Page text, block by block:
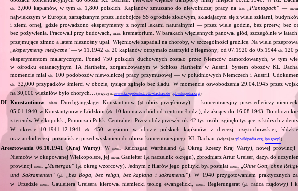
ok. 3,000 kapłanów, w tymok. 1,800 polskich. Kapłanów zmuszano do niewolniczej pracy na tzw. Plantagach” —niem.
największym w Europie, zarządzanym przez ludobójcze SS ogrodzie ziołowym, składającym się z wielu szklarni,
i ziemi ornej, gdzie prowadzono eksperymenty z noymi lekami naturalnymi — przez wiele godzin, bez przerw, bez
bez pożywienia. Pracowali przy budowach,m.in.
krematorium. W barakach więziennych panował głód, szczególnie w
przejmujące zimno a latem nieznośny upał. Więźniowie zapadali na choroby, w szczególności gruźlicę. Na wielu
„eksperymenty medyczne” — w 11.1942 ok. 20 kapłanów otrzymało zastrzyki z flegmony; od 07.1920 do 05.1944 ok.
120
eksperymentom malarycznym. Ponad 750 polskich duchownych zostało przez Niemców zamordowanych, w tym
w ośrodku eutanacyjnym TA Hartheim, zorganizowanym w Schloss Hartheim w Austrii. System obozów KL
momencie miałok. 100 podobozów niewolniczej pracy przymusowej — w południowych Niemczech i Austrii.
ok. 32,000 przypadków śmierci w obozie, tysiące zginęło bez śladu. W momencie oswobodzenia 29.04.1945 przez
na 30,000 więźniów było chorych…
(więcej na:www.kz-gedenkstaette-dachau.de ,pl.wikipedia.org)
DL Konstantinow: niem. Durchgangslager Konstantinow (pl.
obóz przejściowy) — koncentracyjny przesiedleńczy
05.01.1940 w Konstantynowie Łódzkim (ok.
10 km na zachód od centrum Łodzi), działający do 16.08.1943. Do obozu
z terenów Wielkopolski, Pomorza i Polski Centralnej. Przez obóz przeszło ok 42 tys. osób, zginęło tysiące, z których
W okresie 10.1941‐12.1941ok.
450 więziono w obozie polskich kapłanów z diecezji częstochowskiej,
oraz archidiecezji poznańskiej przed wysłaniem do obozu koncentracyjnego KL Dachau.
(więcej na:pl.wikipedia.org ,ipn.gov.pl)
Aresztowania 06.10.1941 (Kraj Warty): Wniem. Reichsgau Wartheland (pl.
Okręg Rzeszy Kraj Warty), nowej prowincji
Niemców w okupowanej Wielkopolsce, jejniem. Gauleiter (pl. naczelnik okręgu), zbrodniarz Artur Greiser, dążył do
prowincji niem. Mustergau” (pl. okręg wzorcowy). Jednym z filarów jego polityki był postulat niem.
Ohne Gott, ohne
und Sakramenten” (pl. bez Boga, bez religii, bez kapłana i sakramentu”). W 1940 przygotowaniem praktycznych
w Urzędzie niem. Gauleitera Greisera kierował niemiecki teolog ewangelicki, niem. Regierungsrat (pl.
radca rządowy) i